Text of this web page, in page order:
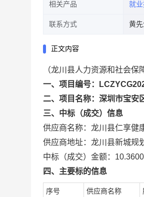
相关产品 就业
联系方式 黄先
正文内容
（龙川县人力资源和社会
一、项目编号：
二、项目名称：深圳市宝安
三、中标（成交）信息
供应商名称：龙川县仁享健
供应商地址：龙川县新城规
中标（成交）金额：
四、主要标的信息
序号 供应商名称